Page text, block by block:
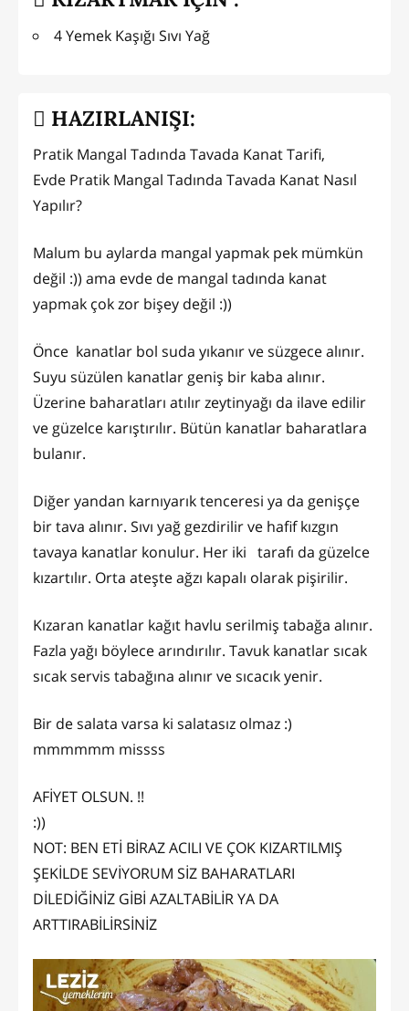
4 Yemek Kaşığı Sıvı Yağ
HAZIRLANIŞI:
Pratik Mangal Tadında Tavada Kanat Tarifi,
Evde Pratik Mangal Tadında Tavada Kanat Nasıl
Yapılır?
Malum bu aylarda mangal yapmak pek mümkün
değil :)) ama evde de mangal tadında kanat
yapmak çok zor bişey değil :))
Önce kanatlar bol suda yıkanır ve süzgece alınır.
Suyu süzülen kanatlar geniş bir kaba alınır.
Üzerine baharatları atılır zeytinyağı da ilave edilir
ve güzelce karıştırılır. Bütün kanatlar baharatlara
bulanır.
Diğer yandan karnıyarık tenceresi ya da genişçe
bir tava alınır. Sıvı yağ gezdirilir ve hafif kızgın
tavaya kanatlar konulur. Her iki tarafı da güzelce
kızartılır. Orta ateşte ağzı kapalı olarak pişirilir.
Kızaran kanatlar kağıt havlu serilmiş tabağa alınır.
Fazla yağı böylece arındırılır. Tavuk kanatlar sıcak
sıcak servis tabağına alınır ve sıcacık yenir.
Bir de salata varsa ki salatasız olmaz :)
mmmmmm missss
AFİYET OLSUN. !!
:))
NOT: BEN ETİ BİRAZ ACILI VE ÇOK KIZARTILMIŞ
ŞEKİLDE SEVİYORUM SİZ BAHARATLARI
DİLEDİĞİNİZ GİBİ AZALTABİLİR YA DA
ARTTIRABİLİRSİNİZ